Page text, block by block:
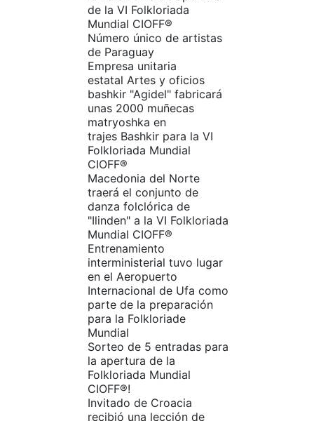
de la VI Folkloriada
Mundial CIOFF®
Número único de artistas
de Paraguay
Empresa unitaria
estatal Artes y oficios
bashkir "Agidel" fabricará
unas 2000 muñecas
matryoshka en
trajes Bashkir para la VI
Folkloriada Mundial
CIOFF®
Macedonia del Norte
traerá el conjunto de
danza folclórica de
"Ilinden" a la VI Folkloriada
Mundial CIOFF®
Entrenamiento
interministerial tuvo lugar
en el Aeropuerto
Internacional de Ufa como
parte de la preparación
para la Folkloriade
Mundial
Sorteo de 5 entradas para
la apertura de la
Folkloriada Mundial
CIOFF®️!
Invitado de Croacia
recibió una lección de